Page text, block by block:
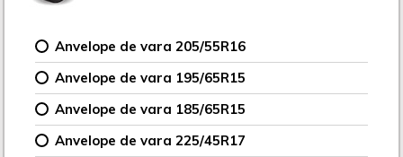
Anvelope de vara 205/55R16
Anvelope de vara 195/65R15
Anvelope de vara 185/65R15
Anvelope de vara 225/45R17